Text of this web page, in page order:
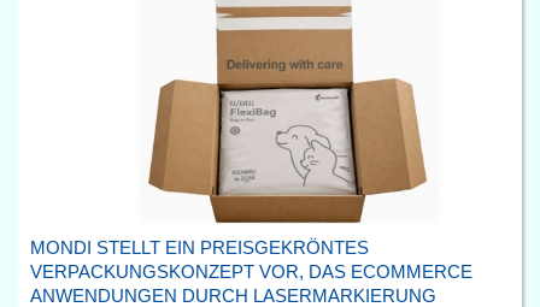
MONDI STELLT EIN PREISGEKRÖNTES
VERPACKUNGSKONZEPT VOR, DAS ECOMMERCE
ANWENDUNGEN DURCH LASERMARKIERUNG